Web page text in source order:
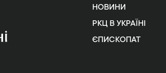
НОВИНИ
РКЦ В УКРАЇНІ
ЄПИСКОПАТ